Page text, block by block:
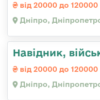
від 20000 до 120000
Дніпро,
Навідник,
від 20000 до 120000
Дніпро,